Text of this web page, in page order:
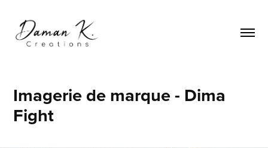
Imagerie de marque - Dima
Fight